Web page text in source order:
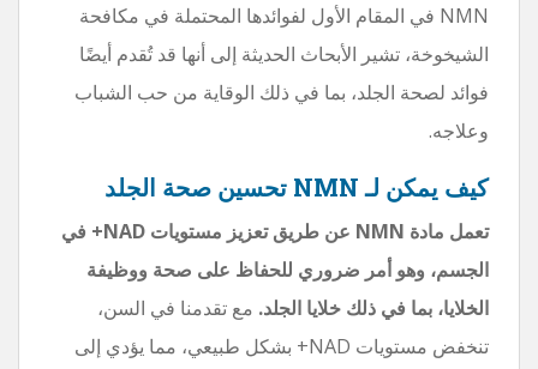
NMN في المقام الأول لفوائدها المحتملة في مكافحة
الشيخوخة، تشير الأبحاث الحديثة إلى أنها قد تُقدم أيضًا
فوائد لصحة الجلد، بما في ذلك الوقاية من حب الشباب
وعلاجه.
كيف يمكن لـ NMN تحسين صحة الجلد
تعمل مادة NMN عن طريق تعزيز مستويات NAD+ في
الجسم، وهو أمر ضروري للحفاظ على صحة ووظيفة
الخلايا، بما في ذلك خلايا الجلد. مع تقدمنا ​​في السن،
تنخفض مستويات NAD+ بشكل طبيعي، مما يؤدي إلى